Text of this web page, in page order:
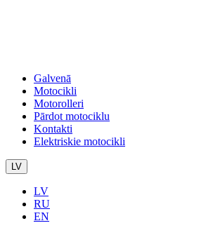
Galvenā
Motocikli
Motorolleri
Pārdot motociklu
Kontakti
Elektriskie motocikli
LV
LV
RU
EN